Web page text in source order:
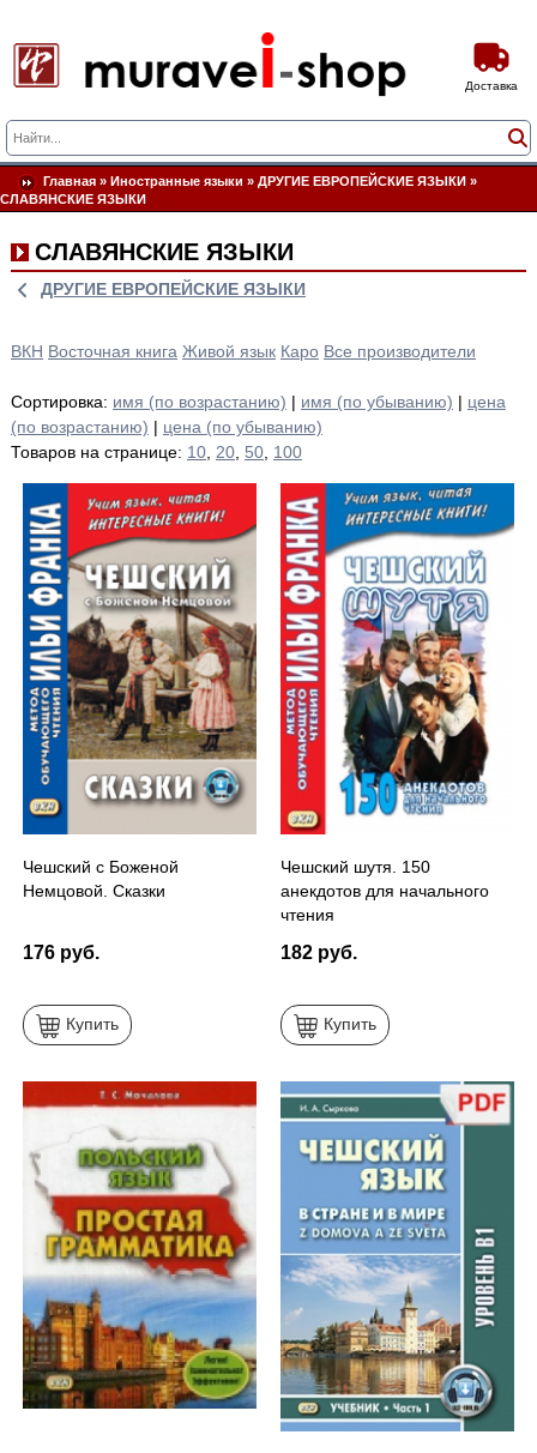
Доставка
Главная » Иностранные языки » ДРУГИЕ ЕВРОПЕЙСКИЕ ЯЗЫКИ »
СЛАВЯНСКИЕ ЯЗЫКИ
СЛАВЯНСКИЕ ЯЗЫКИ
ДРУГИЕ ЕВРОПЕЙСКИЕ ЯЗЫКИ
ВКН Восточная книга Живой язык Каро Все производители
Сортировка: имя (по возрастанию) | имя (по убыванию) | цена
(по возрастанию) | цена (по убыванию)
Товаров на странице: 10, 20, 50, 100
Чешский с Боженой
Немцовой. Сказки
176 руб.
Купить
Чешский шутя. 150
анекдотов для начального
чтения
182 руб.
Купить